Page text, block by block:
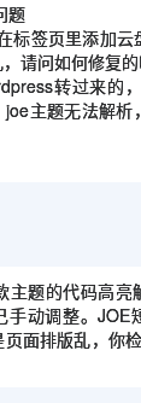
题
标签页里添加云
请问如何修复
转过来的
主题无法解析
主题的代码高亮
手动调整。JOE
面排版乱，你